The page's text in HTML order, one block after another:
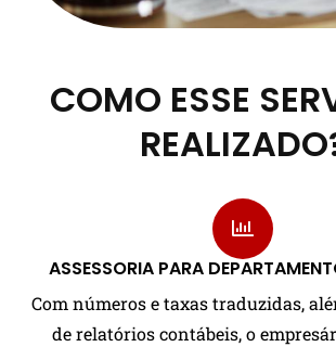
COMO ESSE
ASSESSORIA PARA
Com números e taxas traduzidas,
de relatórios contábeis, o